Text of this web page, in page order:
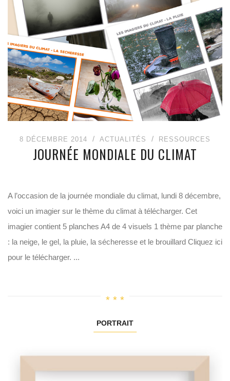
8 DÉCEMBRE 2014 ACTUALITÉS RESSOURCES
JOURNÉE MONDIALE DU CLIMAT
A l’occasion de la journée mondiale du climat, lundi 8 décembre,
voici un imagier sur le thème du climat à télécharger. Cet
imagier contient 5 planches A4 de 4 visuels 1 thème par planche
: la neige, le gel, la pluie, la sécheresse et le brouillard Cliquez ici
pour le télécharger. ...
PORTRAIT